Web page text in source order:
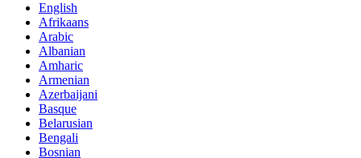
English
Afrikaans
Arabic
Albanian
Amharic
Armenian
Azerbaijani
Basque
Belarusian
Bengali
Bosnian